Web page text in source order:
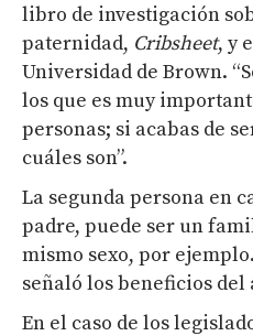
libro de investigación
paternidad, Cribsheet, y
Universidad de Brown.
los que es muy
personas; si acabas de
cuáles son”.
La segunda persona en
padre, puede ser un
mismo sexo, por
señaló los beneficios del
En el caso de los